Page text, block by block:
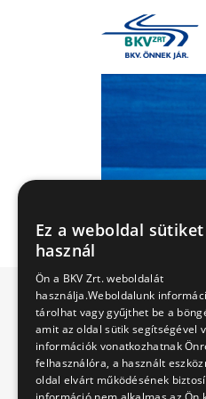
Ez a weboldal sütiket
használ
Ön a BKV Zrt. weboldalát
használja.Weboldalunk
tárolhat vagy gyűjthet be a
amit az oldal sütik segítségével
információk vonatkozhatnak
felhasználóra, a használt
oldal elvárt működésének